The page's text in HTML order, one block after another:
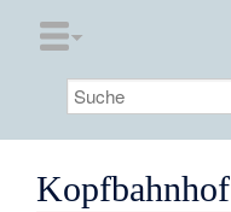
Kopfbahnhof